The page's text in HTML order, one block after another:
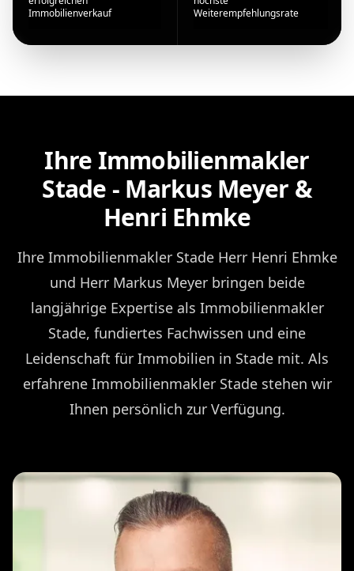
Immobilienverkauf
Weiterempfehlungsrate
Ihre Immobilienmakler
Stade - Markus Meyer &
Henri Ehmke
Ihre Immobilienmakler Stade Herr Henri Ehmke
und Herr Markus Meyer bringen beide
langjährige Expertise als Immobilienmakler
Stade, fundiertes Fachwissen und eine
Leidenschaft für Immobilien in Stade mit. Als
erfahrene Immobilienmakler Stade stehen wir
Ihnen persönlich zur Verfügung.